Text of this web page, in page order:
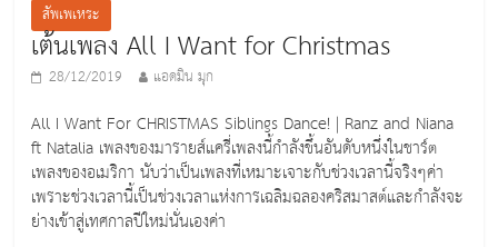
สัพเพเหระ
เต้นเพลง All I Want for Christmas
28/12/2019 แอดมิน มุก
All I Want For CHRISTMAS Siblings Dance! | Ranz and Niana
ft Natalia เพลงของมารายส์แครี่เพลงนี้กำลังขึ้นอันดับหนึ่งในชาร์ต
เพลงของอเมริกา นับว่าเป็นเพลงที่เหมาะเจาะกับช่วงเวลานี้จริงๆค่า
เพราะช่วงเวลานี้เป็นช่วงเวลาแห่งการเฉลิมฉลองคริสมาสต์และกำลังจะ
ย่างเข้าสู่เทศกาลปีใหม่นั่นเองค่า